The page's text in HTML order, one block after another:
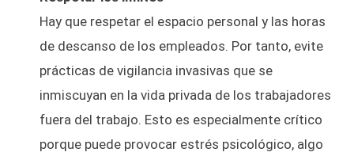
Hay que respetar el espacio personal y las horas
de descanso de los empleados. Por tanto, evite
prácticas de vigilancia invasivas que se
inmiscuyan en la vida privada de los trabajadores
fuera del trabajo. Esto es especialmente crítico
porque puede provocar estrés psicológico, algo